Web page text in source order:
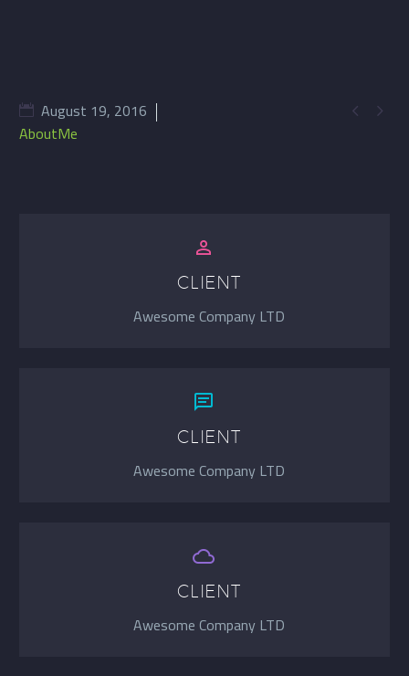
 
August 19, 2016
AboutMe


CLIENT
Awesome Company LTD


CLIENT
Awesome Company LTD


CLIENT
Awesome Company LTD